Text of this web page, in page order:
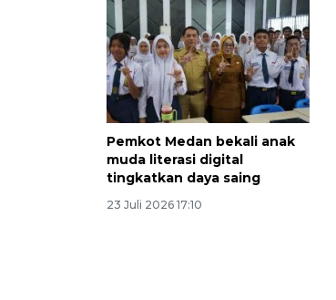
Pemkot Medan bekali anak
muda literasi digital
tingkatkan daya saing
23 Juli 2026 17:10